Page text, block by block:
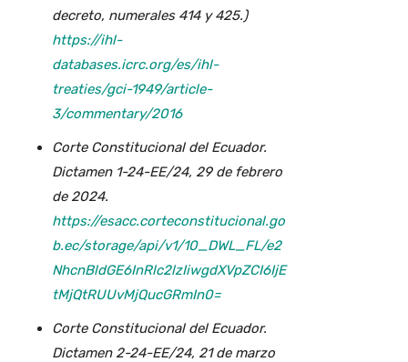
decreto, numerales 414 y 425.)
https://ihl-
databases.icrc.org/es/ihl-
treaties/gci-1949/article-
3/commentary/2016
Corte Constitucional del Ecuador.
Dictamen 1-24-EE/24, 29 de febrero
de 2024.
https://esacc.corteconstitucional.go
b.ec/storage/api/v1/10_DWL_FL/e2
NhcnBldGE6InRlc2lzIiwgdXVpZCI6IjE
tMjQtRUUvMjQucGRmIn0=
Corte Constitucional del Ecuador.
Dictamen 2-24-EE/24, 21 de marzo